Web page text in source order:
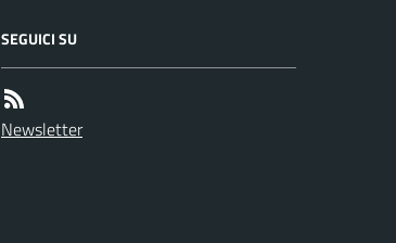
SEGUICI SU
Newsletter